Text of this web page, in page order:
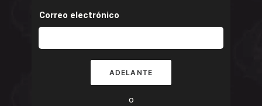
Correo electrónico
ADELANTE
o